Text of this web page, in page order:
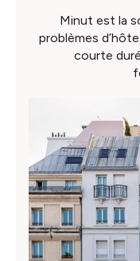
Minut est la
problèmes
courte